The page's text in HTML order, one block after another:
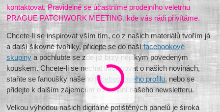
kontaktovat. Pravidelně se účastníme prodejního veletrhu
PRAGUE PATCHWORK MEETING, kde vás rádi přivítáme.
Chcete-li se inspirovat vším tím, co z našich materiálů tvořím já
a další šikovné tvořilky, přidejte se do našífacebookové
skupiny a pochlubte se zde již brzy nějakým povedeným
kouskem. Chcete-li se nechat informovat o našich novinách,
staňte se fanoušky našehofacebookového profilu, nebo se
přidejte k dalším zájemcům o zasílání našeho newsletteru.
Velkou výhodou našich digitálně potištěných panelů je široká